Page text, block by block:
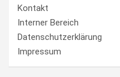
Kontakt
Interner Bereich
Datenschutzerklärung
Impressum